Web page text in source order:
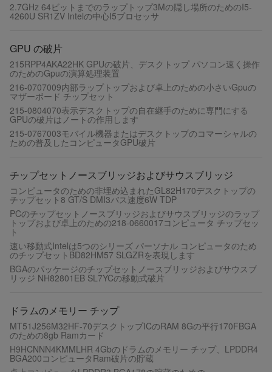
2.7GHz 64ビットまでのラップトップ3Mの隠し場所のためのI5-
4260U SR1ZV Intelの中心I5プロセッサ
GPU の破片
215RPP4AKA22HK GPUの破片、デスクトップ パソコン速く操作
のためのGpuの演算処理装置
216-0707009内部ラップトップおよび卓上のための小さいGpuの
マザーボード チップセット
215-0804070表示デスクトップの自在継手のために専門にする
GPUの破片はノートの作用します
215-0767003モバイル機器またはデスクトップのコマーシャルの
ための普及したコンピュータGPU破片
チップセットノースブリッジおよびサウスブリッジ
コンピュータのための非埋め込まれたGL82H170デスクトップの
チップセット8 GT/S DMI3バス速度6W TDP
PCのチップセットノースブリッジおよびサウスブリッジのラップ
トップおよび卓上のための218-0660017コンピュータ チップセッ
ト
速い移動式Intelは5つのシリーズ パーソナル コンピュータのため
のチップセットBD82HM57 SLGZRを表現します
BGAのパッケージのチップセットノースブリッジおよびサウスブ
リッジ NH82801EB SL7YCの移動式破片
ドラムのメモリー チップ
MT51J256M32HF-70デスクトップICのRAM 8Gの平行170FBGA
のための8gb Ramカード
H9HCNNN4KMMLHR 4Gbのドラムのメモリー チップ、LPDDR4
BGA200コンピュータRam破片の貯蔵